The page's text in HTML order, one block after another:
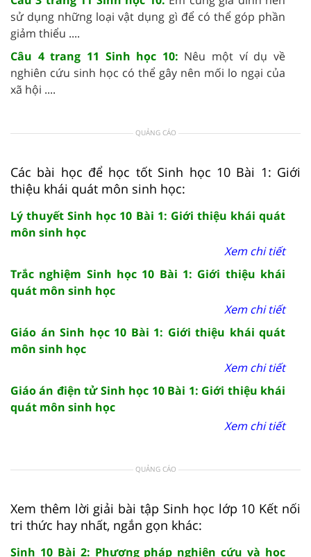
sử dụng những loại vật dụng gì để có thể góp phần
giảm thiểu ....
Câu 4 trang 11 Sinh học 10: Nêu một ví dụ về
nghiên cứu sinh học có thể gây nên mối lo ngại của
xã hội ....
QUẢNG CÁO
Các bài học để học tốt Sinh học 10 Bài 1: Giới
thiệu khái quát môn sinh học:
Lý thuyết Sinh học 10 Bài 1: Giới thiệu khái quát
môn sinh học
Xem chi tiết
Trắc nghiệm Sinh học 10 Bài 1: Giới thiệu khái
quát môn sinh học
Xem chi tiết
Giáo án Sinh học 10 Bài 1: Giới thiệu khái quát
môn sinh học
Xem chi tiết
Giáo án điện tử Sinh học 10 Bài 1: Giới thiệu khái
quát môn sinh học
Xem chi tiết
QUẢNG CÁO
Xem thêm lời giải bài tập Sinh học lớp 10 Kết nối
tri thức hay nhất, ngắn gọn khác:
Sinh 10 Bài 2: Phương pháp nghiên cứu và học